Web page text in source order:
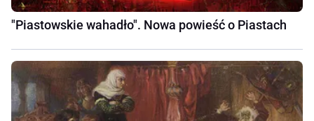
"Piastowskie wahadło". Nowa powieść o Piastach